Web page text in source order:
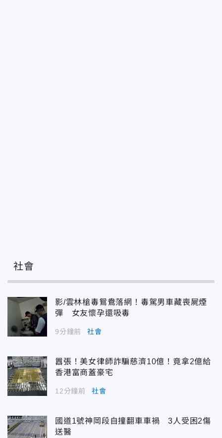
社會
影/雲林槍毒鴛鴦落網！毒駕男車藏喪屍煙
彈 女友懷孕還吸毒
9分鐘前 社會
囂張！美女律師詐騙慈濟10億！竟拿2億給
香港富商蓋豪宅
12分鐘前 社會
國道1號神岡段自撞翻車車禍 3人受困2傷
送醫